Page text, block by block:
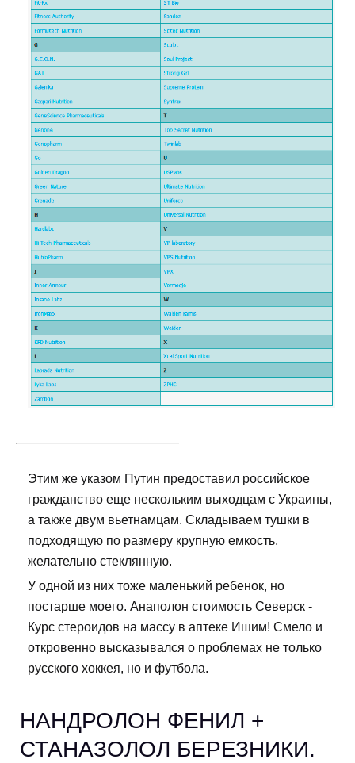
Этим же указом Путин предоставил российское
гражданство еще нескольким выходцам с Украины,
а также двум вьетнамцам. Складываем тушки в
подходящую по размеру крупную емкость,
желательно стеклянную.
У одной из них тоже маленький ребенок, но
постарше моего. Анаполон стоимость Северск -
Курс стероидов на массу в аптеке Ишим! Смело и
откровенно высказывался о проблемах не только
русского хоккея, но и футбола.
НАНДРОЛОН ФЕНИЛ +
СТАНАЗОЛОЛ БЕРЕЗНИКИ.